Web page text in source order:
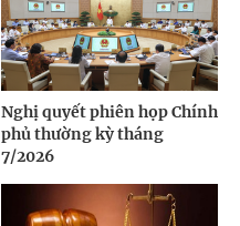
Nghị quyết phiên họp Chính
phủ thường kỳ tháng
7/2026